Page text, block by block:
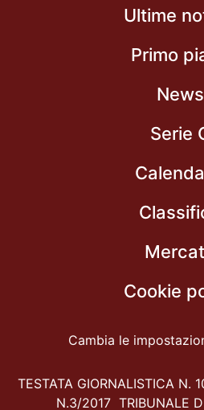
Ultime
Primo
News
Serie
Cookie
Cambia le
TESTATA GIORNALISTICA N.
N.3/2017 TRIBUNALE